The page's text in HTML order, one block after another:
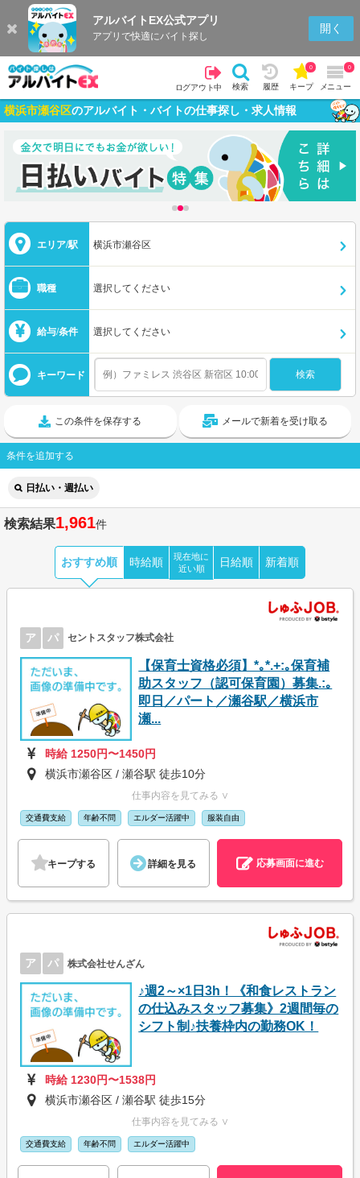
アルバイトEX公式アプリ
アプリで快適にバイト探し
開く
ログアウト中 検索 履歴 キープ
0
メニュー
0
横浜市瀬谷区のアルバイト・バイトの仕事探し・求人情報
エリア/駅 横浜市瀬谷区
職種 選択してください
給与/条件 選択してください
キーワード
この条件を保存する メールで新着を受け取る
条件を追加する
日払い・週払い
検索結果1,961件
おすすめ順 時給順
現在地に
近い順
日給順 新着順
ア パ セントスタッフ株式会社
【保育士資格必須】*｡*.+:｡保育補
助スタッフ（認可保育園）募集.:｡
即日／パート／瀬谷駅／横浜市
瀬...
時給 1250円〜1450円
横浜市瀬谷区 / 瀬谷駅 徒歩10分
仕事内容を見てみる ∨
交通費支給 年齢不問 エルダー活躍中 服装自由
キープする 詳細を見る 応募画面に進む
ア パ 株式会社せんざん
♪週2～×1日3h！《和食レストラン
の仕込みスタッフ募集》2週間毎の
シフト制♪扶養枠内の勤務OK！
時給 1230円〜1538円
横浜市瀬谷区 / 瀬谷駅 徒歩15分
仕事内容を見てみる ∨
交通費支給 年齢不問 エルダー活躍中